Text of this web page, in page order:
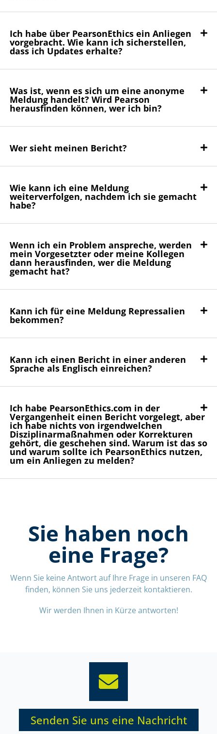
Ich habe über PearsonEthics ein Anliegen
vorgebracht. Wie kann ich sicherstellen,
dass ich Updates erhalte?
Was ist, wenn es sich um eine anonyme
Meldung handelt? Wird Pearson
herausfinden können, wer ich bin?
Wer sieht meinen Bericht?
Wie kann ich eine Meldung
weiterverfolgen, nachdem ich sie gemacht
habe?
Wenn ich ein Problem anspreche, werden
mein Vorgesetzter oder meine Kollegen
dann herausfinden, wer die Meldung
gemacht hat?
Kann ich für eine Meldung Repressalien
bekommen?
Kann ich einen Bericht in einer anderen
Sprache als Englisch einreichen?
Ich habe PearsonEthics.com in der
Vergangenheit einen Bericht vorgelegt, aber
ich habe nichts von irgendwelchen
Disziplinarmaßnahmen oder Korrekturen
gehört, die geschehen sind. Warum ist das so
und warum sollte ich PearsonEthics nutzen,
um ein Anliegen zu melden?
Sie haben noch
eine Frage?
Wenn Sie keine Antwort auf Ihre Frage in unseren FAQ
finden, können Sie uns jederzeit kontaktieren.
Wir werden Ihnen in Kürze antworten!
Senden Sie uns eine Nachricht